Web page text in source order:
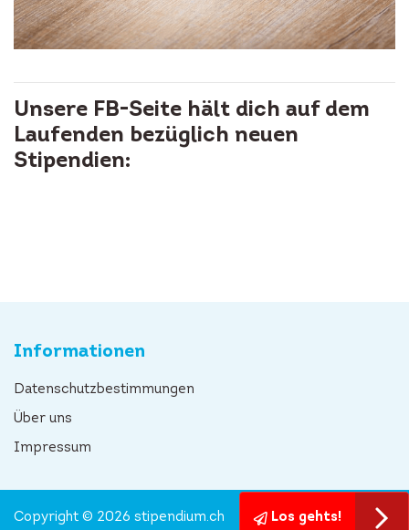
Unsere FB-Seite hält dich auf dem
Laufenden bezüglich neuen
Stipendien:
Informationen
Datenschutzbestimmungen
Über uns
Impressum
Los gehts!
Copyright © 2026 stipendium.ch